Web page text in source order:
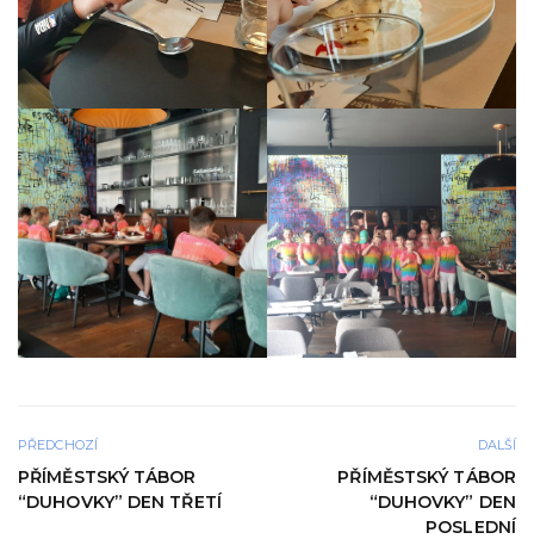
PŘEDCHOZÍ
PŘÍMĚSTSKÝ TÁBOR
“DUHOVKY” DEN TŘETÍ
DALŠÍ
PŘÍMĚSTSKÝ TÁBOR
“DUHOVKY” DEN
POSLEDNÍ